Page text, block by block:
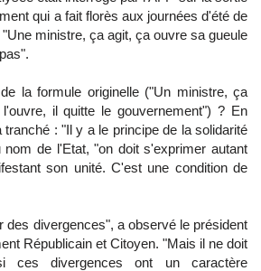
qui a fait florès aux journées d'été de
ministre, ça agit, ça ouvre sa gueule
la formule originelle ("Un ministre, ça
il quitte le gouvernement") ? En
: "Il y a le principe de la solidarité
nom de l'Etat, "on doit s'exprimer autant
son unité. C'est une condition de
des divergences", a observé le président
Républicain et Citoyen. "Mais il ne doit
ces divergences ont un caractère